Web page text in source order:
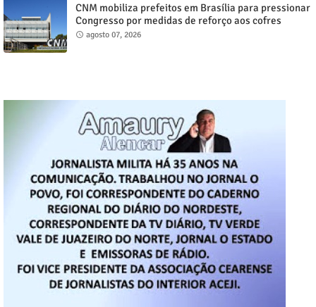
CNM mobiliza prefeitos em Brasília para pressionar
Congresso por medidas de reforço aos cofres
municipais
agosto 07, 2026